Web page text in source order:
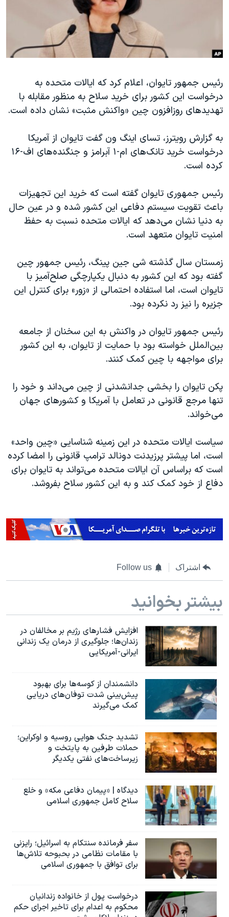
اسرائیل در جنگ
گالری عکس
انتخابات ریاست جمهوری آمریکا ۲۰۲۴
حمله جمهوری اسلامی به اسرائیل
ورزش زنان در ایران
اعتراضات زن، زندگی، آزادی
تریبونال مردمی آبان ۹۸
دادگاه حمید نوری
قانون شفافیت دارائی کادر رهبری ایران
اعتراضات مردمی آبان ۹۸
اسرائیل در جنگ
همایش محافظه‌کاران آمریکا «سی‌پک»
صفحه‌های ویژه
سفر پرزیدنت ترامپ به چین
زبانهای مختلف
رئیس جمهور تایوان، اعلام کرد که ایالات متحده به
درخواست این کشور برای خرید سلاح به منظور مقابله با
تهدیدهای روزافزون چین «واکنش مثبت» نشان داده است.
به گزارش رویترز، تسای اینگ ون گفت تایوان از آمریکا
درخواست خرید تانک‌های ام-۱ آبرامز و جنگنده‌های اف-۱۶
کرده است.
رئیس جمهوری تایوان گفته است که خرید این تجهیزات
باعث تقویت سیستم دفاعی این کشور شده و در عین حال
به دنیا نشان می‌دهد که ایالات متحده نسبت به حفظ
امنیت تایوان متعهد است.
زمستان سال گذشته شی جین پینگ، رئیس جمهور چین
گفته بود که این کشور به دنبال یکپارچگی صلح‌آمیز با
تایوان است، اما استفاده احتمالی از «زور» برای کنترل این
جزیره را نیز رد نکرده بود.
رئیس جمهور تایوان در واکنش به این سخنان از جامعه
بین‌الملل خواسته بود با حمایت از تایوان، به این کشور
برای مواجهه با چین کمک کنند.
پکن تایوان را بخشی جدانشدنی از چین می‌داند و خود را
تنها مرجع قانونی در تعامل با آمریکا و کشورهای جهان
می‌خواند.
سیاست ایالات متحده در این زمینه شناسایی «چین واحد»
است، اما پیشتر پرزیدنت دونالد ترامپ قانونی را امضا کرده
است که براساس آن ایالات متحده می‌تواند به تایوان برای
دفاع از خود کمک کند و به این کشور سلاح بفروشد.
اشتراک Follow us
بیشتر بخوانید
افزایش فشارهای رژیم بر مخالفان در
زندان‌ها؛ جلوگیری از درمان یک زندانی
ایرانی-آمریکایی
دانشمندان از کوسه‌ها برای بهبود
پیش‌بینی شدت توفان‌های دریایی
کمک می‌گیرند
تشدید جنگ هوایی روسیه و اوکراین؛
حملات طرفین به پایتخت‌ و
زیرساخت‌های نفتی یکدیگر
دیدگاه | «پیمان دفاعی مکه» و خلع
سلاح کامل جمهوری اسلامی
سفر فرمانده سنتکام به اسرائیل؛ رایزنی
با مقامات نظامی در بحبوحه تلاش‌ها
برای توافق با جمهوری اسلامی
درخواست پول از خانواده زندانیان
محکوم به‌ اعدام برای تاخیر اجرای حکم